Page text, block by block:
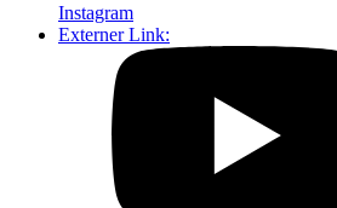
Instagram
Externer Link: